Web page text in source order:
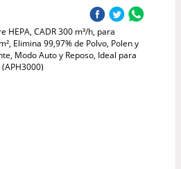
HEPA, CADR 300 m³/h, para
Elimina 99,97% de Polvo, Polen y
Modo Auto y Reposo, Ideal para